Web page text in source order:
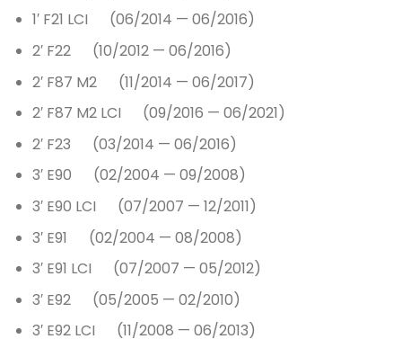
1′ F21 LCI (06/2014 — 06/2016)
2′ F22 (10/2012 — 06/2016)
2′ F87 M2 (11/2014 — 06/2017)
2′ F87 M2 LCI (09/2016 — 06/2021)
2′ F23 (03/2014 — 06/2016)
3′ E90 (02/2004 — 09/2008)
3′ E90 LCI (07/2007 — 12/2011)
3′ E91 (02/2004 — 08/2008)
3′ E91 LCI (07/2007 — 05/2012)
3′ E92 (05/2005 — 02/2010)
3′ E92 LCI (11/2008 — 06/2013)